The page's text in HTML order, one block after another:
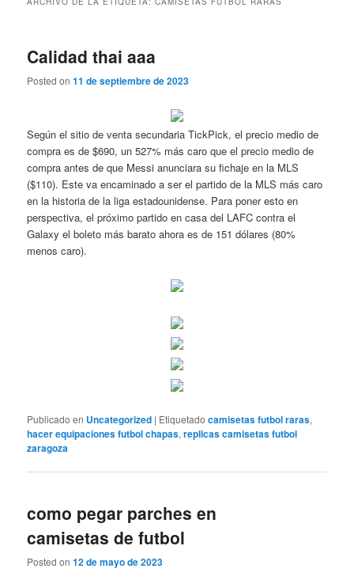
Calidad thai aaa
Posted on11 de septiembre de 2023
Según el sitio de venta secundaria TickPick, el precio medio de
compra es de $690, un 527% más caro que el precio medio de
compra antes de que Messi anunciara su fichaje en la MLS
($110). Este va encaminado a ser el partido de la MLS más caro
en la historia de la liga estadounidense. Para poner esto en
perspectiva, el próximo partido en casa del LAFC contra el
Galaxy el boleto más barato ahora es de 151 dólares (80%
menos caro).
Publicado en Uncategorized | Etiquetado camisetas futbol raras,
hacer equipaciones futbol chapas,replicas camisetas futbol
zaragoza
como pegar parches en
camisetas de futbol
Posted on12 de mayo de 2023